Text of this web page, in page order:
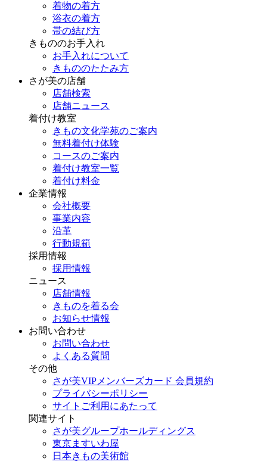
着物の着方
浴衣の着方
帯の結び方
きもののお手入れ
お手入れについて
きもののたたみ方
さが美の店舗
店舗検索
店舗ニュース
着付け教室
きもの文化学苑のご案内
無料着付け体験
コースのご案内
着付け教室一覧
着付け料金
企業情報
会社概要
事業内容
沿革
行動規範
採用情報
採用情報
ニュース
店舗情報
きものを着る会
お知らせ情報
お問い合わせ
お問い合わせ
よくある質問
その他
さが美VIPメンバーズカード 会員規約
プライバシーポリシー
サイトご利用にあたって
関連サイト
さが美グループホールディングス
東京ますいわ屋
日本きもの美術館